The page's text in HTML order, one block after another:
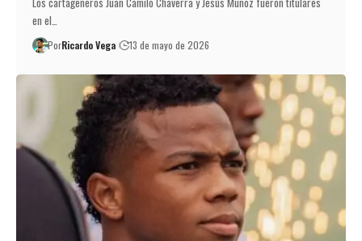
en el…
PorRicardo Vega 13 de mayo de 2026